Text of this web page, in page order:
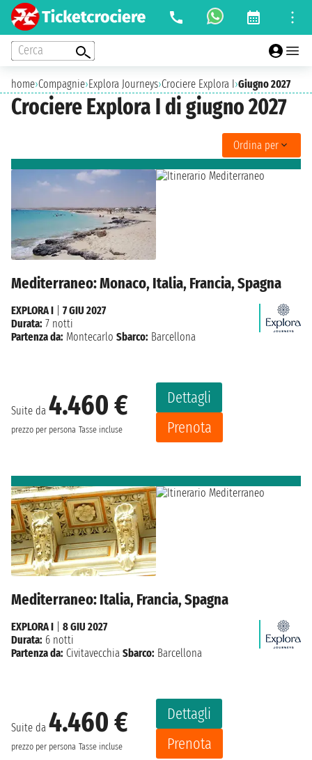
Cerca
home›Compagnie›Explora Journeys›Crociere Explora I›Giugno 2027
Crociere Explora I di giugno 2027
Ordina per
Mediterraneo: Monaco, Italia, Francia, Spagna
Suite da 4.460 €
prezzo per persona Tasse incluse
Dettagli
Prenota
EXPLORA I
7 GIU 2027
Durata: 7 notti
Partenza da: Montecarlo Sbarco: Barcellona
Mediterraneo: Italia, Francia, Spagna
Suite da 4.460 €
prezzo per persona Tasse incluse
Dettagli
Prenota
EXPLORA I
8 GIU 2027
Durata: 6 notti
Partenza da: Civitavecchia Sbarco: Barcellona